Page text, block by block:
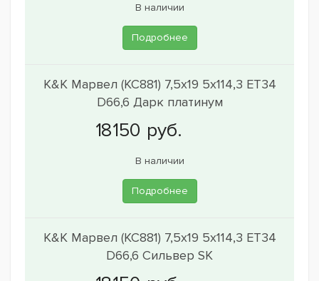
В наличии
Подробнее
K&K Марвел (КС881) 7,5x19 5x114,3 ET34
D66,6 Дарк платинум
В наличии
Подробнее
K&K Марвел (КС881) 7,5x19 5x114,3 ET34
D66,6 Сильвер SK